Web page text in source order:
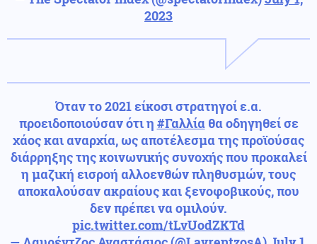
2023
Όταν το 2021 είκοσι στρατηγοί ε.α.
προειδοποιούσαν ότι η #Γαλλίαθα οδηγηθεί σε
χάος και αναρχία, ως αποτέλεσμα της προϊούσας
διάρρηξης της κοινωνικής συνοχής που προκαλεί
η μαζική εισροή αλλοενθών πληθυσμών, τους
αποκαλούσαν ακραίους και ξενοφοβικούς, που
δεν πρέπει να ομιλούν.
pic.twitter.com/tLvUodZKTd